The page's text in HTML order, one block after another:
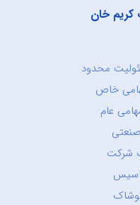
خان
محدود
خاص
عام
شرکت